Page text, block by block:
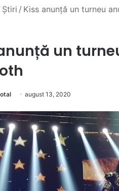
Știri / Kiss anunță un turneu
un
august 13, 2020